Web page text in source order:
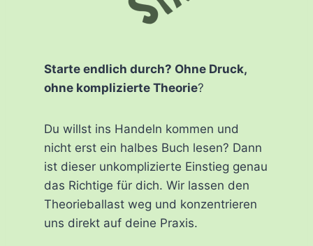
Starte endlich durch? Ohne Druck,
ohne komplizierte Theorie?
Du willst ins Handeln kommen und
nicht erst ein halbes Buch lesen? Dann
ist dieser unkomplizierte Einstieg genau
das Richtige für dich. Wir lassen den
Theorieballast weg und konzentrieren
uns direkt auf deine Praxis.